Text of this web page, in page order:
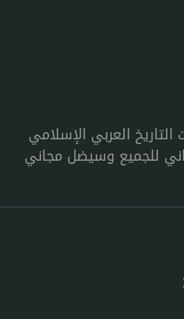
العربي الإسلامي
للجميع وسيضل مجاني